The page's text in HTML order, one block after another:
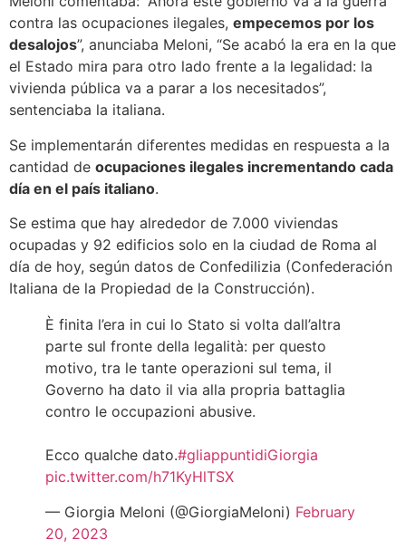
contra las ocupaciones ilegales, empecemos por los
desalojos”, anunciaba Meloni, “Se acabó la era en la que
el Estado mira para otro lado frente a la legalidad: la
vivienda pública va a parar a los necesitados”,
sentenciaba la italiana.
Se implementarán diferentes medidas en respuesta a la
cantidad de ocupaciones ilegales incrementando cada
día en el país italiano.
Se estima que hay alrededor de 7.000 viviendas
ocupadas y 92 edificios solo en la ciudad de Roma al
día de hoy, según datos de Confedilizia (Confederación
Italiana de la Propiedad de la Construcción).
È finita l’era in cui lo Stato si volta dall’altra
parte sul fronte della legalità: per questo
motivo, tra le tante operazioni sul tema, il
Governo ha dato il via alla propria battaglia
contro le occupazioni abusive.
Ecco qualche dato.#gliappuntidiGiorgia
pic.twitter.com/h71KyHlTSX
— Giorgia Meloni (@GiorgiaMeloni) February
20, 2023